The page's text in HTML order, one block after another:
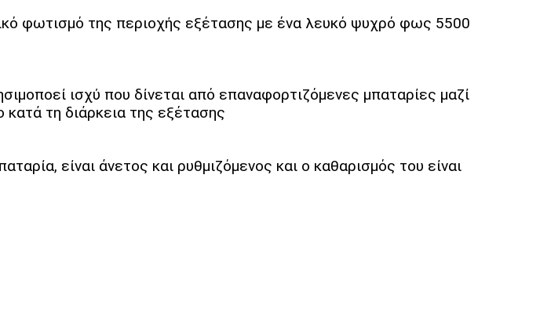
φωτισμό της περιοχής εξέτασης με ένα λευκό ψυχρό φως 5500
ισχύ που δίνεται από επαναφορτιζόμενες μπαταρίες μαζί
τη διάρκεια της εξέτασης
είναι άνετος και ρυθμιζόμενος και ο καθαρισμός του είναι